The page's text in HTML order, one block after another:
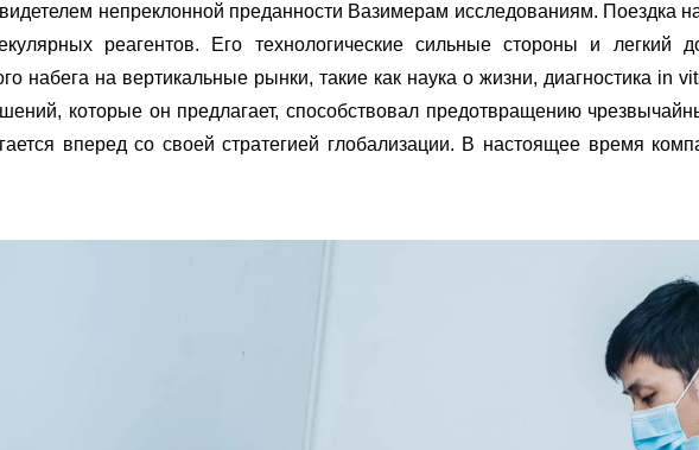
непреклонной преданности Вазимерам исследованиям. Поездка
реагентов. Его технологические сильные стороны и легкий
набега на вертикальные рынки, такие как наука о жизни, диагностика
которые он предлагает, способствовал предотвращению
вперед со своей стратегией глобализации. В настоящее время